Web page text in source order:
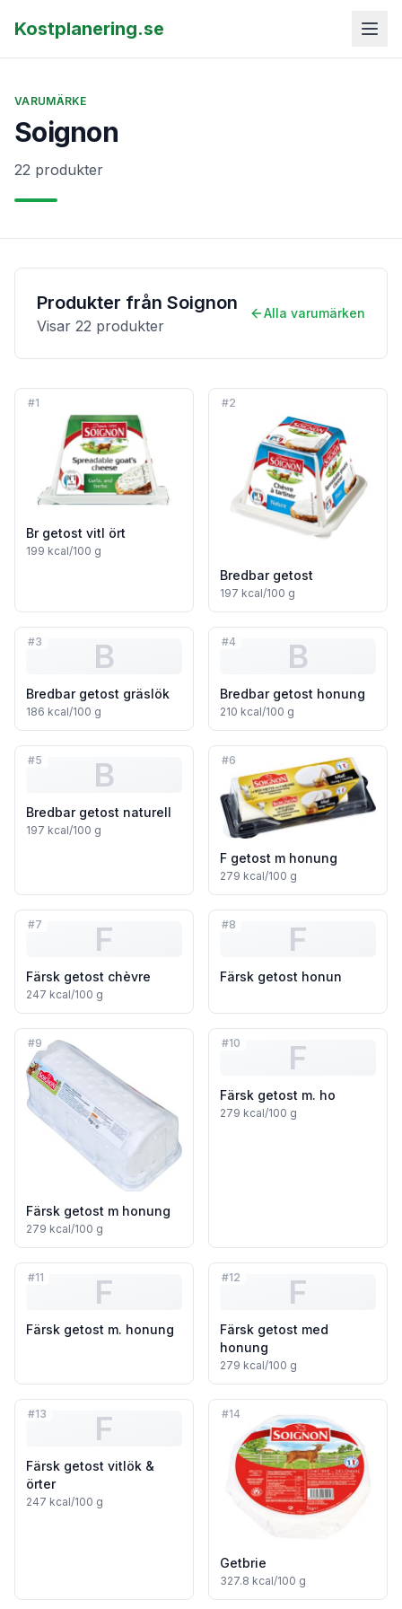
Kostplanering.se
VARUMÄRKE
Soignon
22 produkter
Produkter från Soignon
Visar 22 produkter
Alla varumärken
#1
Br getost vitl ört
199 kcal/100 g
#2
Bredbar getost
197 kcal/100 g
#3 B
Bredbar getost gräslök
186 kcal/100 g
#4 B
Bredbar getost honung
210 kcal/100 g
#5 B
Bredbar getost naturell
197 kcal/100 g
#6
F getost m honung
279 kcal/100 g
#7 F
Färsk getost chèvre
247 kcal/100 g
#8 F
Färsk getost honun
#9
Färsk getost m honung
279 kcal/100 g
#10 F
Färsk getost m. ho
279 kcal/100 g
#11 F
Färsk getost m. honung
#12 F
Färsk getost med
honung
279 kcal/100 g
#13 F
Färsk getost vitlök &
örter
247 kcal/100 g
#14
Getbrie
327.8 kcal/100 g